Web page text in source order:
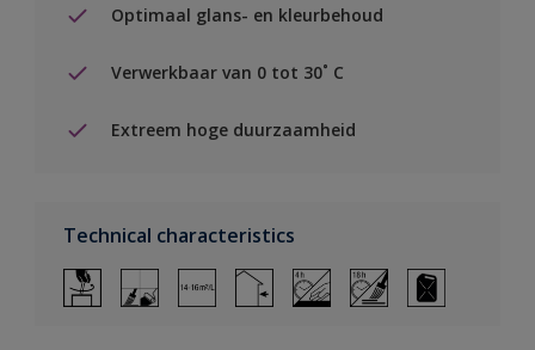
Optimaal glans- en kleurbehoud
Verwerkbaar van 0 tot 30˚ C
Extreem hoge duurzaamheid
Technical characteristics